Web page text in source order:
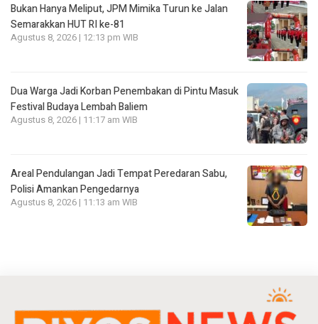
Bukan Hanya Meliput, JPM Mimika Turun ke Jalan
Semarakkan HUT RI ke-81
Agustus 8, 2026 | 12:13 pm WIB
Dua Warga Jadi Korban Penembakan di Pintu Masuk
Festival Budaya Lembah Baliem
Agustus 8, 2026 | 11:17 am WIB
Areal Pendulangan Jadi Tempat Peredaran Sabu,
Polisi Amankan Pengedarnya
Agustus 8, 2026 | 11:13 am WIB